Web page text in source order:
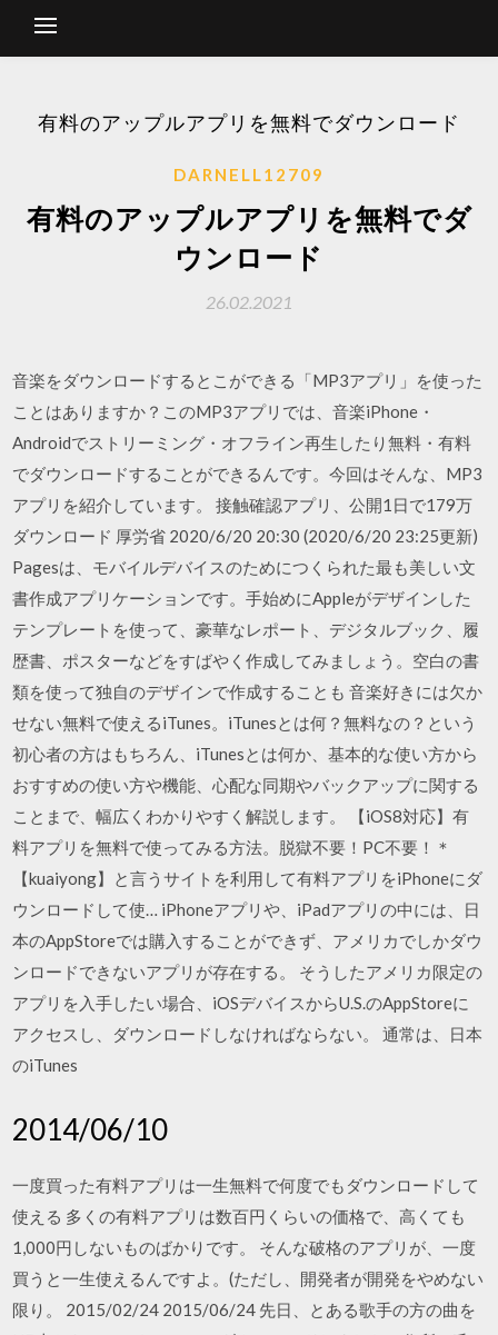
有料のアップルアプリを無料でダウンロード
DARNELL12709
有料のアップルアプリを無料でダ
ウンロード
26.02.2021
音楽をダウンロードするとこができる「MP3アプリ」を使った
ことはありますか？このMP3アプリでは、音楽iPhone・
Androidでストリーミング・オフライン再生したり無料・有料
でダウンロードすることができるんです。今回はそんな、MP3
アプリを紹介しています。 接触確認アプリ、公開1日で179万
ダウンロード 厚労省 2020/6/20 20:30 (2020/6/20 23:25更新)
‎Pagesは、モバイルデバイスのためにつくられた最も美しい文
書作成アプリケーションです。手始めにAppleがデザインした
テンプレートを使って、豪華なレポート、デジタルブック、履
歴書、ポスターなどをすばやく作成してみましょう。空白の書
類を使って独自のデザインで作成することも 音楽好きには欠か
せない無料で使えるiTunes。iTunesとは何？無料なの？という
初心者の方はもちろん、iTunesとは何か、基本的な使い方から
おすすめの使い方や機能、心配な同期やバックアップに関する
ことまで、幅広くわかりやすく解説します。 【iOS8対応】有
料アプリを無料で使ってみる方法。脱獄不要！PC不要！＊
【kuaiyong】と言うサイトを利用して有料アプリをiPhoneにダ
ウンロードして使… iPhoneアプリや、iPadアプリの中には、日
本のAppStoreでは購入することができず、アメリカでしかダウ
ンロードできないアプリが存在する。 そうしたアメリカ限定の
アプリを入手したい場合、iOSデバイスからU.S.のAppStoreに
アクセスし、ダウンロードしなければならない。 通常は、日本
のiTunes
2014/06/10
一度買った有料アプリは一生無料で何度でもダウンロードして
使える 多くの有料アプリは数百円くらいの価格で、高くても
1,000円しないものばかりです。 そんな破格のアプリが、一度
買うと一生使えるんですよ。(ただし、開発者が開発をやめない
限り。 2015/02/24 2015/06/24 先日、とある歌手の方の曲を